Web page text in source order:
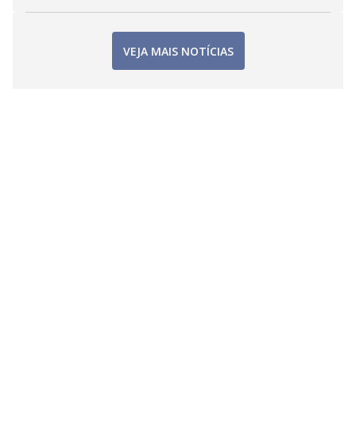
VEJA MAIS NOTÍCIAS